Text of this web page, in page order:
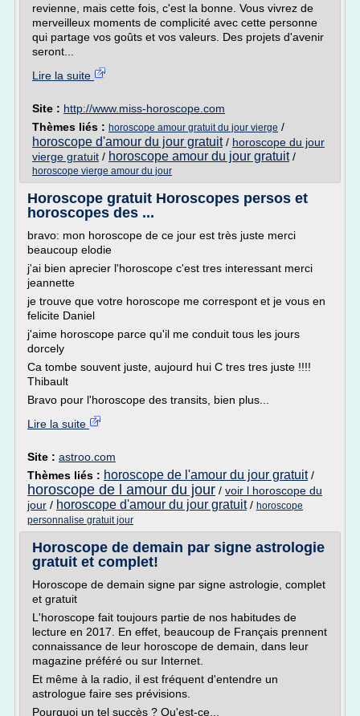
revienne, mais cette fois, c'est la bonne. Vous vivrez de
merveilleux moments de complicité avec cette personne
qui partage vos goûts et vos valeurs. Des projets d'avenir
seront...
Lire la suite
Site : http://www.miss-horoscope.com
Thèmes liés : horoscope amour gratuit du jour vierge /
horoscope d'amour du jour gratuit/ horoscope du jour
vierge gratuit / horoscope amour du jour gratuit/
horoscope vierge amour du jour
Horoscope gratuit Horoscopes persos et
horoscopes des ...
bravo: mon horoscope de ce jour est très juste merci
beaucoup elodie
j'ai bien aprecier l'horoscope c'est tres interessant merci
jeannette
je trouve que votre horoscope me correspont et je vous en
felicite Daniel
j'aime horoscope parce qu'il me conduit tous les jours
dorcely
Ca tombe souvent juste, aujourd hui C tres tres juste !!!!
Thibault
Bravo pour l'horoscope des transits, bien plus...
Lire la suite
Site : astroo.com
Thèmes liés : horoscope de l'amour du jour gratuit/
horoscope de l amour du jour / voir l horoscope du
jour / horoscope d'amour du jour gratuit/ horoscope
personnalise gratuit jour
Horoscope de demain par signe astrologie
gratuit et complet!
Horoscope de demain signe par signe astrologie, complet
et gratuit
L'horoscope fait toujours partie de nos habitudes de
lecture en 2017. En effet, beaucoup de Français prennent
connaissance de leur horoscope de demain, dans leur
magazine préféré ou sur Internet.
Et même à la radio, il est fréquent d'entendre un
astrologue faire ses prévisions.
Pourquoi un tel succès ? Qu'est-ce...